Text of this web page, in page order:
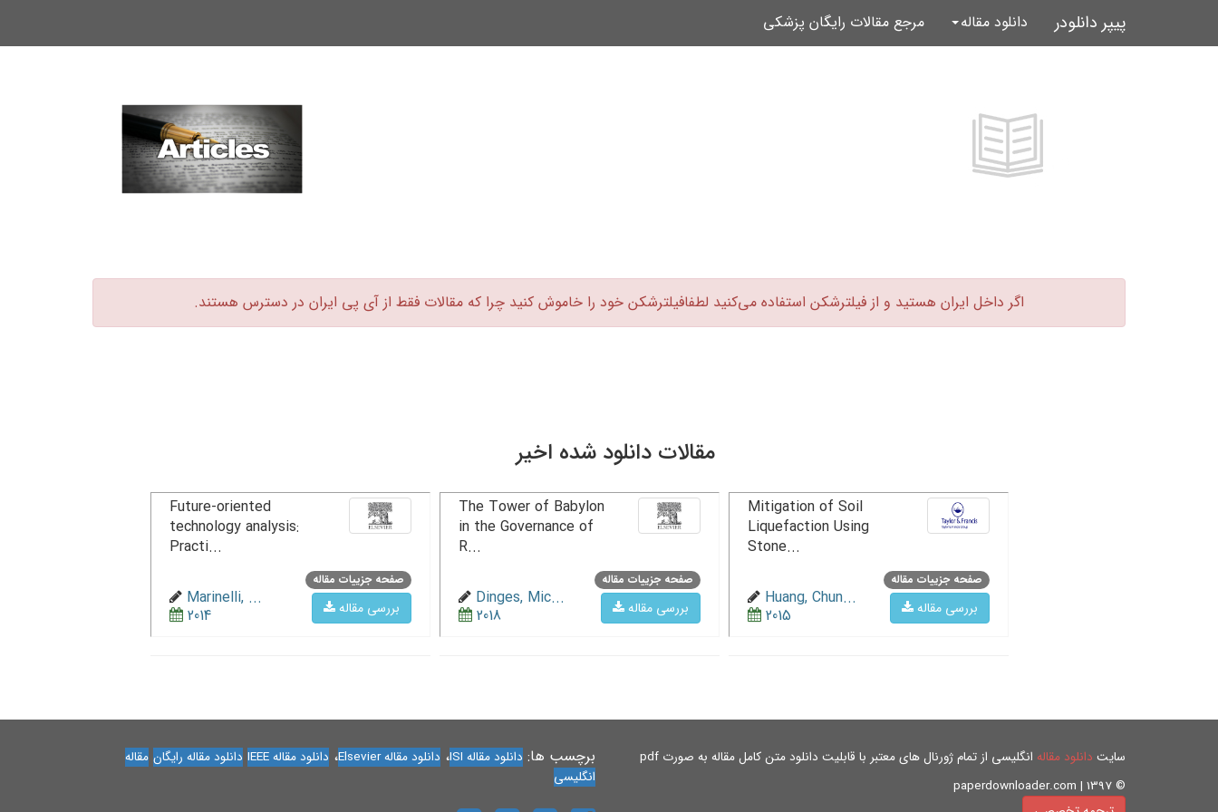
پیپر دانلودر دانلود مقاله مرجع مقالات رایگان پزشکی
اگر داخل ایران هستید و از فیلترشکن استفاده می‌کنید لطفافیلترشکن خود را خاموش کنید چرا که مقالات فقط از آی پی ایران در دسترس هستند.‏
مقالات دانلود شده اخیر
صفحه جزییات مقاله
بررسی مقاله
Mitigation of Soil
Liquefaction Using
Stone...
Huang, Chun...
2015
صفحه جزییات مقاله
بررسی مقاله
The Tower of Babylon
in the Governance of
R...
Dinges, Mic...
2018
صفحه جزییات مقاله
بررسی مقاله
Future-oriented
technology analysis:
Practi...
Marinelli, ...
2014
سایت دانلود مقاله انگلیسی از تمام ژورنال های معتبر با قابلیت دانلود متن کامل مقاله به صورت pdf
© paperdownloader.com | 1397
برچسب ها: دانلود مقاله ISI ، دانلود مقاله Elsevier ، دانلود مقاله IEEE دانلود مقاله رایگان مقاله
انگلیسی